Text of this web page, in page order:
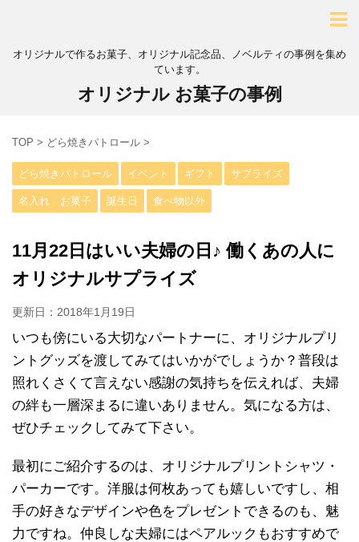
オリジナルで作るお菓子、オリジナル記念品、ノベルティの事例を集め
ています。
オリジナル お菓子の事例
TOP > どら焼きパトロール >
どら焼きパトロール イベント ギフト サプライズ
名入れ お菓子 誕生日 食べ物以外
11月22日はいい夫婦の日♪ 働くあの人に
オリジナルサプライズ
更新日： 2018年1月19日
いつも傍にいる大切なパートナーに、オリジナルプリ
ントグッズを渡してみてはいかがでしょうか？普段は
照れくさくて言えない感謝の気持ちを伝えれば、夫婦
の絆も一層深まるに違いありません。気になる方は、
ぜひチェックしてみて下さい。
最初にご紹介するのは、オリジナルプリントシャツ・
パーカーです。洋服は何枚あっても嬉しいですし、相
手の好きなデザインや色をプレゼントできるのも、魅
力ですね。仲良しな夫婦にはペアルックもおすすめで